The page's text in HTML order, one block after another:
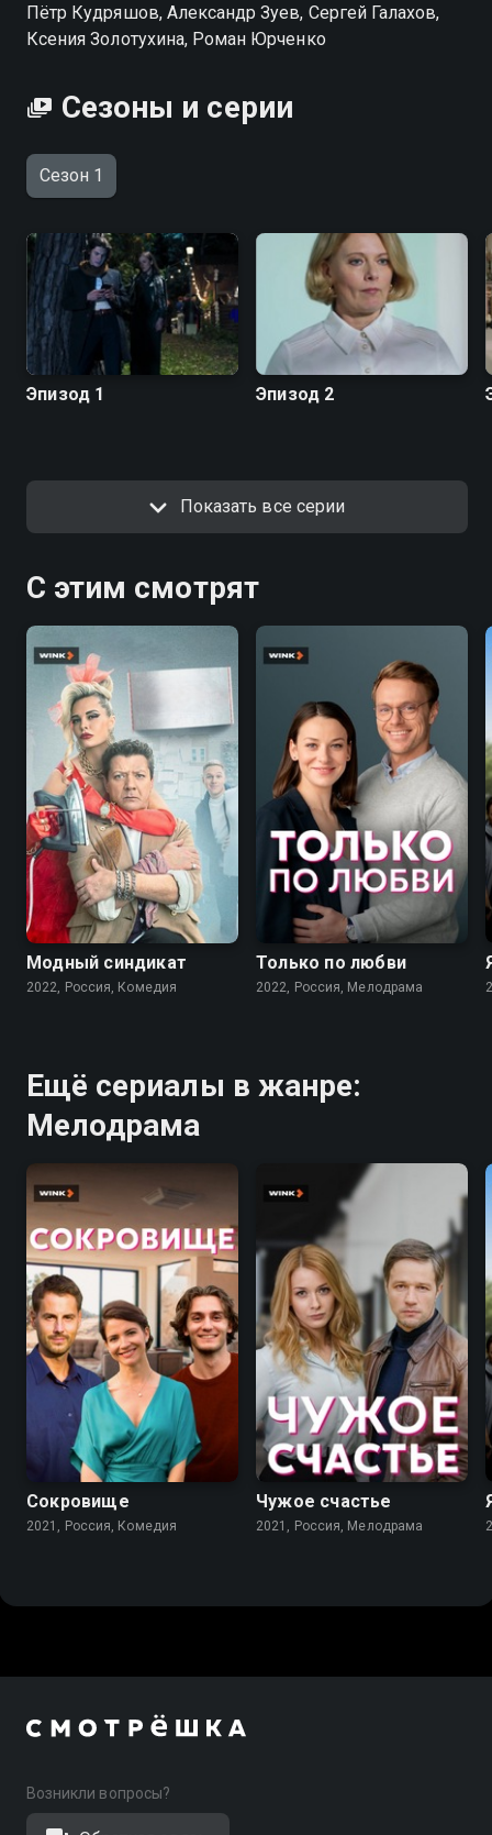
Пётр Кудряшов, Александр Зуев, Сергей Галахов,
Ксения Золотухина, Роман Юрченко
Сезоны и серии
Сезон 1
Эпизод 1 Эпизод 2
Показать все серии
С этим смотрят
7.6
Модный синдикат
2022, Россия, Комедия
Только по любви
2022, Россия, Мелодрама
Ещё сериалы в жанре:
Мелодрама
7.3
Сокровище
2021, Россия, Комедия
7.2
Чужое счастье
2021, Россия, Мелодрама
Возникли вопросы?